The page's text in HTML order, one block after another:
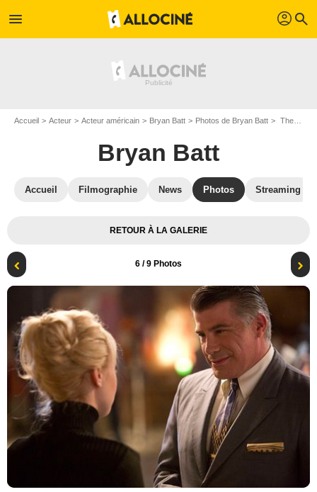
menu profil search
Accueil Acteur Acteur américain Bryan Batt Photos de Bryan Batt The Last of Robin Hood : Photo Bryan Batt, Dakota Fanning
Bryan Batt
Accueil Filmographie News Photos Streaming
RETOUR À LA GALERIE
6 / 9 Photos